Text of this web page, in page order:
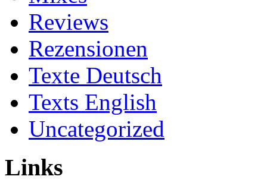
Reviews
Rezensionen
Texte Deutsch
Texts English
Uncategorized
Links